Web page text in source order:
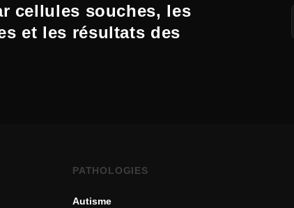
cellules souches, les
et les résultats des
PATHOLOGIES
Autisme